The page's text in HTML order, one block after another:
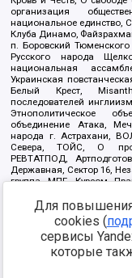
организация
национальное единство,
Клуба Динамо,
п. Боровский
Русского народа
национальная
Украинская
Белый Крест,
последователей
Этнополитическое
объединение Атака,
народа г. Астрахани,
Севера, ТОЙС, О
РЕВТАТПОД,
Державная, Сектор 16,
группа МПГ, Курсом
Благотворительный
Арестантское уголовное
Дафа, Иртыш Ultras,
Сибирский державный
граждан, Штабы
Для повышения
cookies (
сервисы
которые